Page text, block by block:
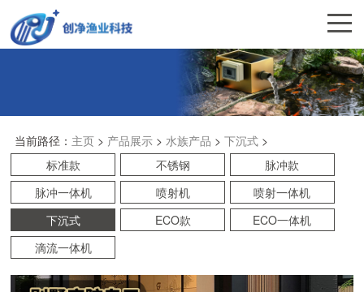
当前路径： 主页> 产品展示> 水族产品 > 下沉式>
标准款
不锈钢
脉冲款
脉冲一体机
喷射机
喷射一体机
下沉式
ECO款
ECO一体机
滴流一体机